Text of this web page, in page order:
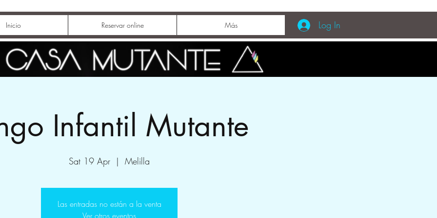
Inicio Reservar online Más Log In
Infantil Mutante
Sat 19 Apr
  |
Melilla
Las entradas no están a la venta
Ver otros eventos